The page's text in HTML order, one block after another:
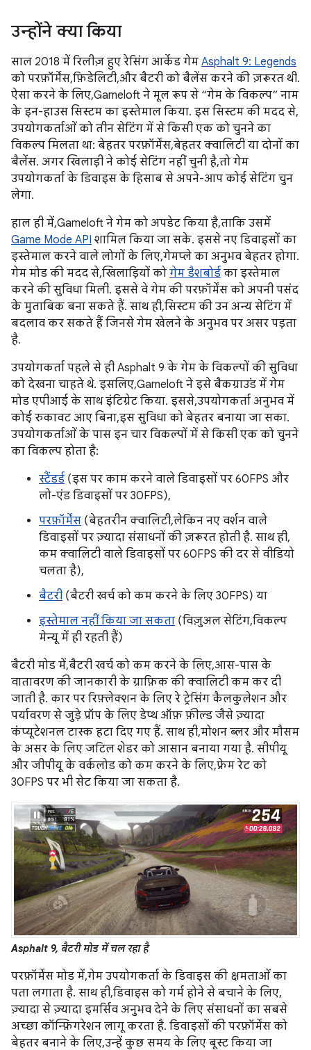
उन्होंने क्या किया
साल 2018 में रिलीज़ हुए रेसिंग आर्केड गेम Asphalt 9: Legends
को परफ़ॉर्मेंस, फ़िडेलिटी, और बैटरी को बैलेंस करने की ज़रूरत थी.
ऐसा करने के लिए, Gameloft ने मूल रूप से “गेम के विकल्प” नाम
के इन-हाउस सिस्टम का इस्तेमाल किया. इस सिस्टम की मदद से,
उपयोगकर्ताओं को तीन सेटिंग में से किसी एक को चुनने का
विकल्प मिलता था: बेहतर परफ़ॉर्मेंस, बेहतर क्वालिटी या दोनों का
बैलेंस. अगर खिलाड़ी ने कोई सेटिंग नहीं चुनी है, तो गेम
उपयोगकर्ता के डिवाइस के हिसाब से अपने-आप कोई सेटिंग चुन
लेगा.
हाल ही में, Gameloft ने गेम को अपडेट किया है, ताकि उसमें
Game Mode API शामिल किया जा सके. इससे नए डिवाइसों का
इस्तेमाल करने वाले लोगों के लिए, गेमप्ले का अनुभव बेहतर होगा.
गेम मोड की मदद से, खिलाड़ियों को गेम डैशबोर्ड का इस्तेमाल
करने की सुविधा मिली. इससे वे गेम की परफ़ॉर्मेंस को अपनी पसंद
के मुताबिक बना सकते हैं. साथ ही, सिस्टम की उन अन्य सेटिंग में
बदलाव कर सकते हैं जिनसे गेम खेलने के अनुभव पर असर पड़ता
है.
उपयोगकर्ता पहले से ही Asphalt 9 के गेम के विकल्पों की सुविधा
को देखना चाहते थे. इसलिए, Gameloft ने इसे बैकग्राउंड में गेम
मोड एपीआई के साथ इंटिग्रेट किया. इससे, उपयोगकर्ता अनुभव में
कोई रुकावट आए बिना, इस सुविधा को बेहतर बनाया जा सका.
उपयोगकर्ताओं के पास इन चार विकल्पों में से किसी एक को चुनने
का विकल्प होता है:
स्टैंडर्ड (इस पर काम करने वाले डिवाइसों पर 60FPS और
लो-एंड डिवाइसों पर 30FPS),
परफ़ॉर्मेंस (बेहतरीन क्वालिटी, लेकिन नए वर्शन वाले
डिवाइसों पर ज़्यादा संसाधनों की ज़रूरत होती है. साथ ही,
कम क्वालिटी वाले डिवाइसों पर 60FPS की दर से वीडियो
चलता है),
बैटरी (बैटरी खर्च को कम करने के लिए 30FPS) या
इस्तेमाल नहीं किया जा सकता (विज़ुअल सेटिंग, विकल्प
मेन्यू में ही रहती हैं)
बैटरी मोड में, बैटरी खर्च को कम करने के लिए, आस-पास के
वातावरण की जानकारी के ग्राफ़िक की क्वालिटी कम कर दी
जाती है. कार पर रिफ़्लेक्शन के लिए रे ट्रेसिंग कैलकुलेशन और
पर्यावरण से जुड़े प्रॉप के लिए डेप्थ ऑफ़ फ़ील्ड जैसे ज़्यादा
कंप्यूटेशनल टास्क हटा दिए गए हैं. साथ ही, मोशन ब्लर और मौसम
के असर के लिए जटिल शेडर को आसान बनाया गया है. सीपीयू
और जीपीयू के वर्कलोड को कम करने के लिए, फ़्रेम रेट को
30FPS पर भी सेट किया जा सकता है.
Asphalt 9, बैटरी मोड में चल रहा है
परफ़ॉर्मेंस मोड में, गेम उपयोगकर्ता के डिवाइस की क्षमताओं का
पता लगाता है. साथ ही, डिवाइस को गर्म होने से बचाने के लिए,
ज़्यादा से ज़्यादा इमर्सिव अनुभव देने के लिए संसाधनों का सबसे
अच्छा कॉन्फ़िगरेशन लागू करता है. डिवाइसों की परफ़ॉर्मेंस को
बेहतर बनाने के लिए, उन्हें कुछ समय के लिए बूस्ट किया जा